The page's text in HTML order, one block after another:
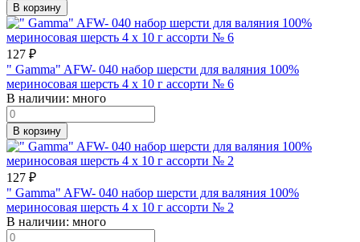
В корзину
127 ₽
" Gamma" AFW- 040 набор шерсти для валяния 100%
мериносовая шерсть 4 х 10 г ассорти № 6
В наличии: много
В корзину
127 ₽
" Gamma" AFW- 040 набор шерсти для валяния 100%
мериносовая шерсть 4 х 10 г ассорти № 2
В наличии: много